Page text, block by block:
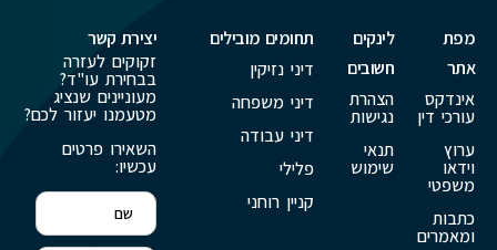
מפת
אתר
אינדקס
עורכי דין
ערוץ
וידאו
משפטי
כתבות
ומאמרים
לינקים
חשובים
הצהרת
נגישות
תנאי
שימוש
תחומים מובילים
דיני נזיקין
דיני משפחה
דיני עבודה
פלילי
קניין רוחני
יצירת קשר
זקוקים לעזרה
בבחירת עו"ד?
מעוניינים שנציג
מטעמנו יעזור לכם?
השאירו פרטים
עכשיו: